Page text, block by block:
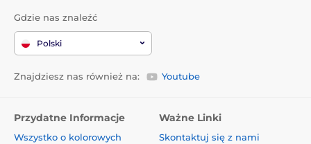
Gdzie nas znaleźć
Polski
Znajdziesz nas również na: Youtube
Przydatne Informacje
Wszystko o kolorowych
Ważne Linki
Skontaktuj się z nami